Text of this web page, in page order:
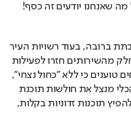
ימים, אנחנו לא מדברים יותר, כל מה שאנחנו יודעים זה כסף!
בימים אלה בולטימור עדיין מושבתת ברובה, בעוד רשויות העיר
מסרבות לשלם את דמי הכופר. חלק מהשירותים חזרו לפעילות
באמצעות דרכים עקיפות. מומחים טוענים כי ללא "כחול נצחי",
הנזק לא היה כה נרחב. כאמור, הכלי מנצל את חולשות תוכנת
מיקרוסופט ומאפשר להאקרים להפיץ תוכנות זדוניות בקלות,